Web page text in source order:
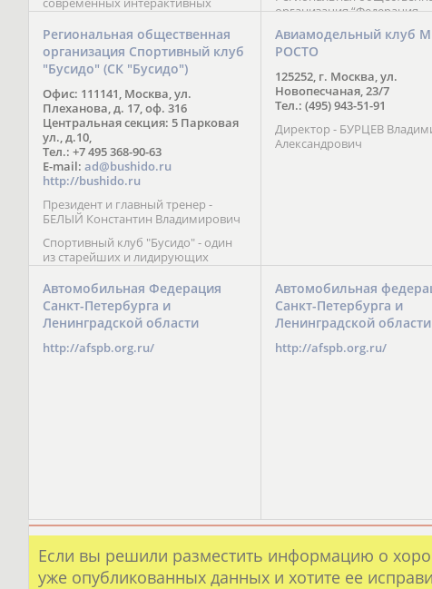
методик подачи материала;
обучение на русском и английском
языках; специалисты с опытом
преподавания более 20 лет;
направленность на общее
развитие ребенка: проведение
творческих мастер-классов, уроков
по истории и литературе,
организация регулярных
шахматных сборов на спортивных
базах и в детских лагерях,
проведение встреч с выдающимися
шахматистами; корпоративное
обучение; онлайн обучение в
форме вебинаров и
индивидуальных занятий, круглые
столы российских и
международных тренеров,
трансляция мероприятий и
турниров.
организация “Федерация
парусного спорта”
Республики начала свою
деятельность в декабре
Миссия федерации состоит в
популяризации парусного
привлечении и содействии
развитию спорта в этом
спортсменов на
международных
Региональная общественная
организация Спортивный клуб
"Бусидо" (СК "Бусидо")
Офис: 111141, Москва, ул.
Плеханова, д. 17, оф. 316
Центральная секция: 5 Парковая
ул., д.10,
Тел.: +7 495 368-90-63
E-mail: ad@bushido.ru
http://bushido.ru
Президент и главный тренер -
БЕЛЫЙ Константин Владимирович
Спортивный клуб "Бусидо" - один
из старейших и лидирующих
клубов России, изучающих и
развивающих различные боевые
искусства и, прежде всего, каратэ
Кёкусинкай - первого в мире стиля
контактного каратэ, получившего
огромное развитие во всем
мире. Однако, спектр интересов
Авиамодельный клуб
РОСТО
125252, г. Москва, ул.
Новопесчаная, 23/7
Тел.: (495) 943-51-91
Директор - БУРЦЕВ
Александрович
Автомобильная Федерация
Санкт-Петербурга и
Ленинградской области
http://afspb.org.ru/
Автомобильная
Санкт-Петербурга и
Ленинградской области
http://afspb.org.ru/
Если вы решили разместить информацию о
уже опубликованных данных и хотите ее